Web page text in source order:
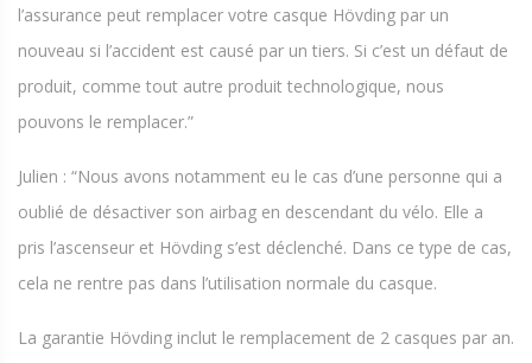
l’assurance peut remplacer votre casque Hövding par un
nouveau si l’accident est causé par un tiers. Si c’est un défaut de
produit, comme tout autre produit technologique, nous
pouvons le remplacer.”
Julien : “Nous avons notamment eu le cas d’une personne qui a
oublié de désactiver son airbag en descendant du vélo. Elle a
pris l’ascenseur et Hövding s’est déclenché. Dans ce type de cas,
cela ne rentre pas dans l’utilisation normale du casque.
La garantie Hövding inclut le remplacement de 2 casques par an.